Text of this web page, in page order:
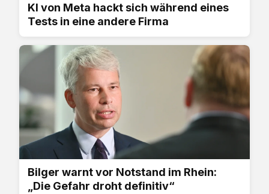
KI von Meta hackt sich während eines
Tests in eine andere Firma
Bilger warnt vor Notstand im Rhein:
„Die Gefahr droht definitiv“